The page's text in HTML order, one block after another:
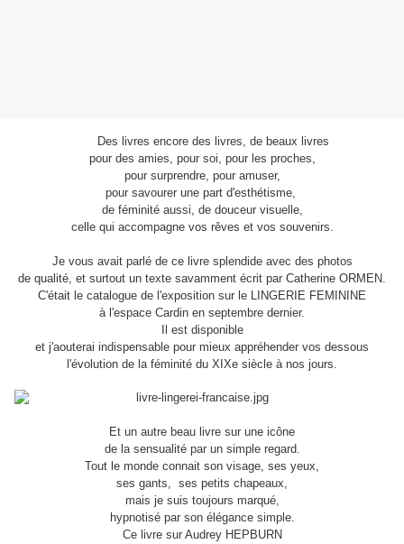
Des livres encore des livres, de beaux livres
pour des amies, pour soi, pour les proches,
pour surprendre, pour amuser,
pour savourer une part d'esthétisme,
de féminité aussi, de douceur visuelle,
celle qui accompagne vos rêves et vos souvenirs.
Je vous avait parlé de ce livre splendide avec des photos
de qualité, et surtout un texte savamment écrit par Catherine ORMEN.
C'était le catalogue de l'exposition sur le LINGERIE FEMININE
à l'espace Cardin en septembre dernier.
Il est disponible
et j'aouterai indispensable pour mieux appréhender vos dessous
l'évolution de la féminité du XIXe siècle à nos jours.
Et un autre beau livre sur une icône
de la sensualité par un simple regard.
Tout le monde connait son visage, ses yeux,
ses gants, ses petits chapeaux,
mais je suis toujours marqué,
hypnotisé par son élégance simple.
Ce livre sur Audrey HEPBURN